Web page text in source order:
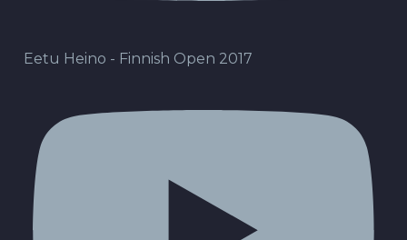
Eetu Heino - Finnish Open 2017